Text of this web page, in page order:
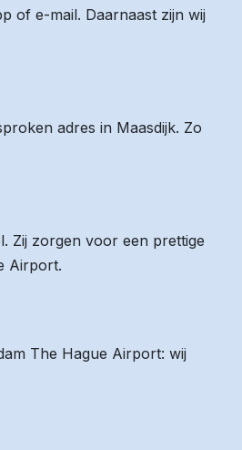
of e-mail. Daarnaast zijn wij
adres in Maasdijk. Zo
Zij zorgen voor een prettige
Airport.
The Hague Airport: wij